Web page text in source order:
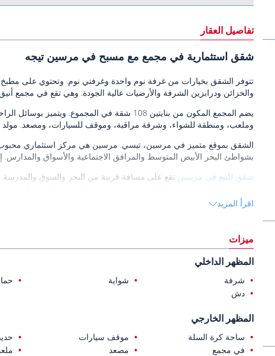
تفاصيل العقار
شقق استثمارية في مجمع مع مسبح في مرسين تيجه
تتوفر الشقق بخيارات من غرفة نوم واحدة وغرفتي نوم. وتحتوي على
والخزائن ودرابزين الشرفة والأرضيات عالية الجودة. وهي تقع في مجمع
يضم المجمع المكون من بنايتين 108 شقة في
وملعب، ومنطقة للشواء، وشرفة مراقبة، وموقف للسيارات، ومصعد. مولد
الشقق بموقع متميز في مرسين، تيسي. مرسين هي مركز استثماري محبوب
بشواطئ البحر الأبيض المتوسط ​​والمرافق الاجتماعية والأسواق
شقق للبيع في مرسين
باشا.
اقرأ المزيد
ميزات
المظهر الداخلي
شرفة شواية
دش
المظهر الخارجي
ساحة كرة السلة موقف سيارات
في مجمع
مصعد